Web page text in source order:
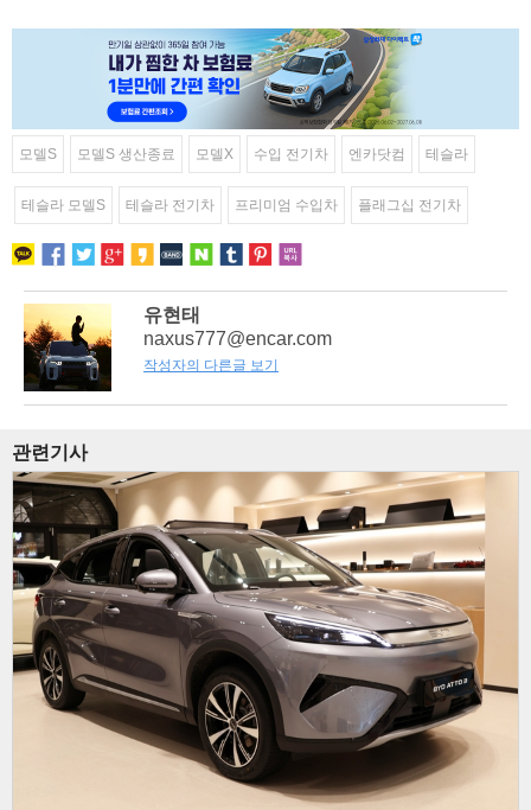
모델S 모델S 생산종료 모델X 수입 전기차 엔카닷컴 테슬라
테슬라 모델S 테슬라 전기차 프리미엄 수입차 플래그십 전기차
유현태
naxus777@encar.com
작성자의 다른글 보기
관련기사